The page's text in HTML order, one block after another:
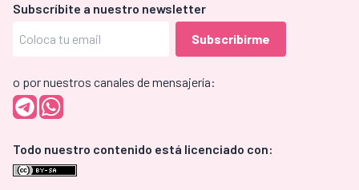
Subscríbite a nuestro newsletter
o por nuestros canales de mensajería:
Todo nuestro contenido está licenciado con: